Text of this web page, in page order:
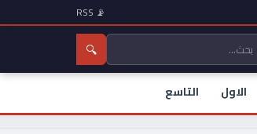
📡 RSS
🔍
الاول التاسع